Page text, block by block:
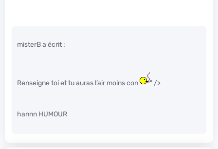
misterB a écrit :
Renseigne toi et tu auras l’air moins con " />
hannn HUMOUR